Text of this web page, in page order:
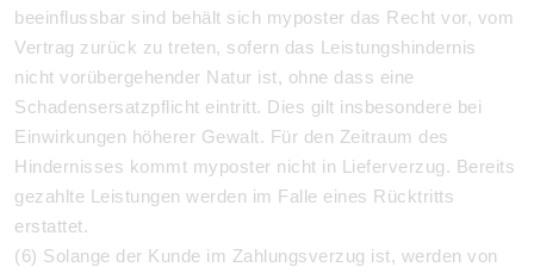
beeinflussbar sind behält sich myposter das Recht vor, vom
Vertrag zurück zu treten, sofern das Leistungshindernis
nicht vorübergehender Natur ist, ohne dass eine
Schadensersatzpflicht eintritt. Dies gilt insbesondere bei
Einwirkungen höherer Gewalt. Für den Zeitraum des
Hindernisses kommt myposter nicht in Lieferverzug. Bereits
gezahlte Leistungen werden im Falle eines Rücktritts
erstattet.
(6) Solange der Kunde im Zahlungsverzug ist, werden von